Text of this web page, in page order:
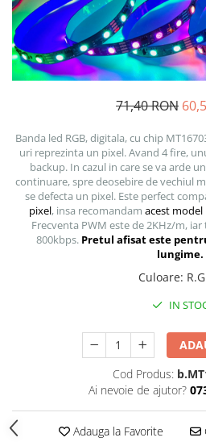
71,40 RON
Banda led RGB, digitala, cu chip
uri reprezinta un pixel. Avand 4 fire,
backup. In cazul in care se va arde
continuare, spre deosebire de vechiul
se defecta un pixel. Este perfect
pixel, insa recomandam acest model
Frecventa PWM este de 2KHz/m,
800kbps. Pretul afisat este
lungime.
Culoare:
IN
Cod Produs:
Ai nevoie de ajutor?
Adauga la Favorite